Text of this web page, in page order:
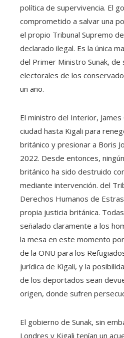
política de supervivencia. El
comprometido a salvar una
el propio Tribunal Supremo
declarado ilegal. Es la única
del Primer Ministro Sunak, de
electorales de los
un año.
El ministro del Interior,
ciudad hasta Kigali para
británico y presionar a Boris
2022. Desde entonces,
británico ha sido destruido
mediante intervención. del
Derechos Humanos de
propia justicia británica.
señalado claramente a los
la mesa en este momento
de la ONU para los
jurídica de Kigali, y la
de los deportados sean
origen, donde sufren
El gobierno de Sunak, sin
Londres y Kigali tenían un